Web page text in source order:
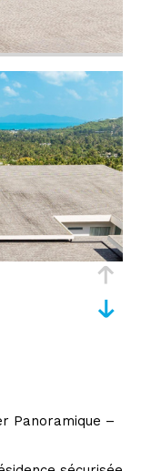
Panoramique –